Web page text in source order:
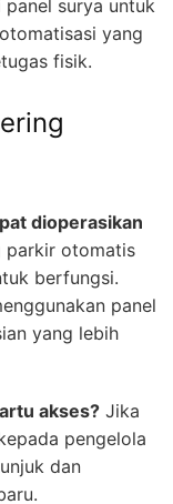
surya untuk
yang
fisik.
dioperasikan
parkir otomatis
berfungsi.
panel
yang lebih
akses? Jika
pengelola
dan